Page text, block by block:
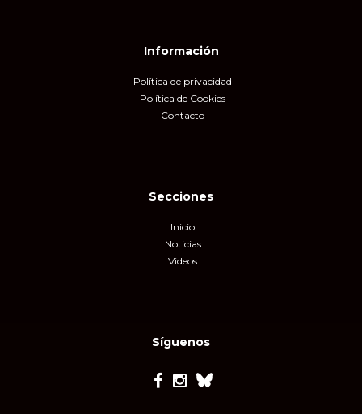
Información
Política de privacidad
Política de Cookies
Contacto
Síguenos
Secciones
Inicio
Noticias
Videos